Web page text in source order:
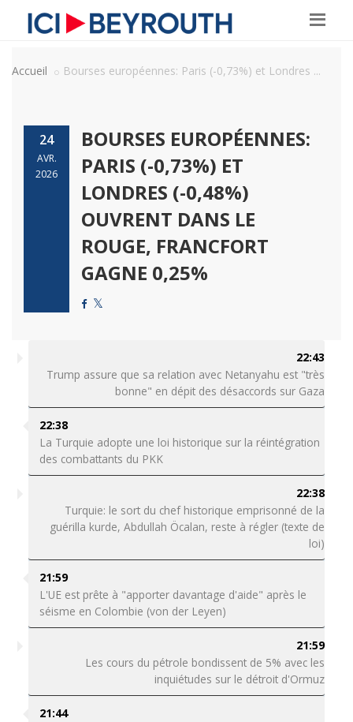
Accueil Bourses européennes: Paris (-0,73%) et Londres ...
24
AVR.
2026
BOURSES EUROPÉENNES:
PARIS (-0,73%) ET
LONDRES (-0,48%)
OUVRENT DANS LE
ROUGE, FRANCFORT
GAGNE 0,25%
22:43
Trump assure que sa relation avec Netanyahu est "très
bonne" en dépit des désaccords sur Gaza
22:38
La Turquie adopte une loi historique sur la réintégration
des combattants du PKK
22:38
Turquie: le sort du chef historique emprisonné de la
guérilla kurde, Abdullah Öcalan, reste à régler (texte de
loi)
21:59
L'UE est prête à "apporter davantage d'aide" après le
séisme en Colombie (von der Leyen)
21:59
Les cours du pétrole bondissent de 5% avec les
inquiétudes sur le détroit d'Ormuz
21:44